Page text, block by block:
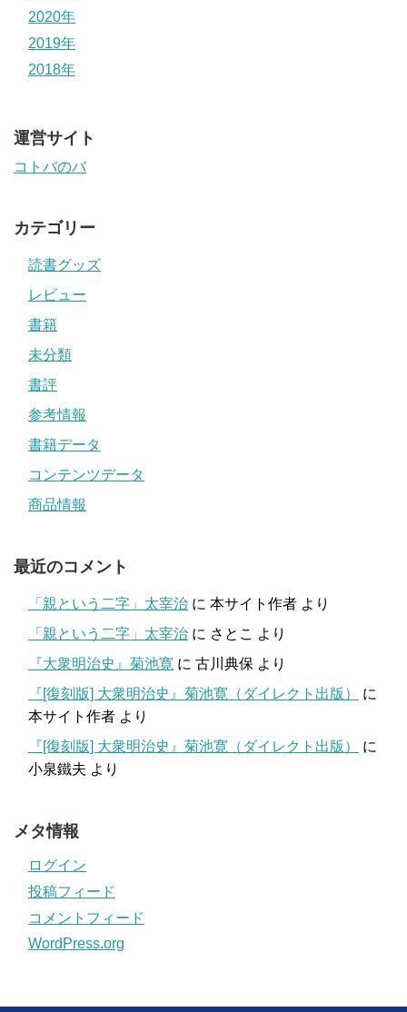
2020年
2019年
2018年
運営サイト
コトバのバ
カテゴリー
読書グッズ
レビュー
書籍
未分類
書評
参考情報
書籍データ
コンテンツデータ
商品情報
最近のコメント
「親という二字」太宰治 に 本サイト作者 より
「親という二字」太宰治 に さとこ より
『大衆明治史』菊池寛 に 古川典保 より
『[復刻版] 大衆明治史』菊池寛（ダイレクト出版）
に
本サイト作者 より
『[復刻版] 大衆明治史』菊池寛（ダイレクト出版）
に
小泉鐵夫 より
メタ情報
ログイン
投稿フィード
コメントフィード
WordPress.org